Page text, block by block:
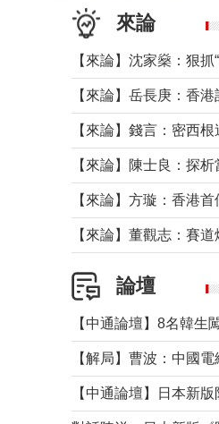
來論
【來論】董觀志：賽
論壇